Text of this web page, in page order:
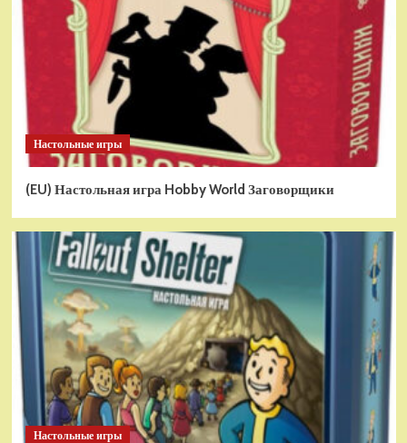
Настольные игры
(EU) Настольная игра Hobby World Заговорщики
Настольные игры